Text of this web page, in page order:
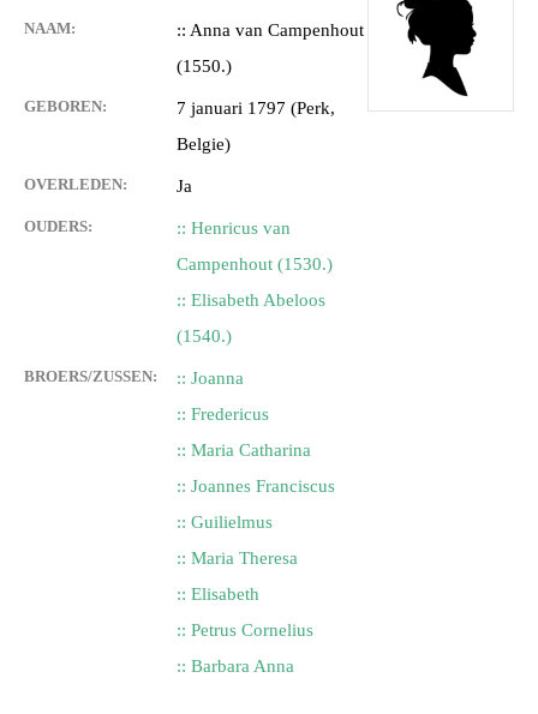
NAAM:
:: Anna van Campenhout
(1550.)
GEBOREN:
7 januari 1797 (Perk,
Belgie)
OVERLEDEN: Ja
OUDERS:
:: Henricus van
Campenhout (1530.)
:: Elisabeth Abeloos
(1540.)
BROERS/ZUSSEN:
:: Joanna
:: Fredericus
:: Maria Catharina
:: Joannes Franciscus
:: Guilielmus
:: Maria Theresa
:: Elisabeth
:: Petrus Cornelius
:: Barbara Anna